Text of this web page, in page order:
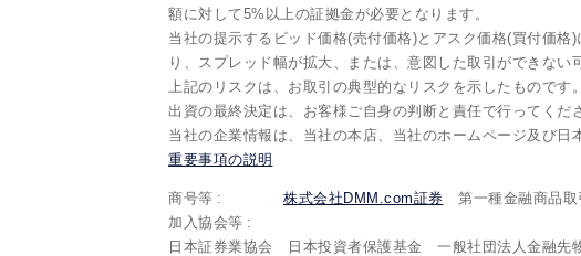
額に対して5%以上の証拠金が必要となります。
当社の提示するビッド価格(売付価格)とアスク価格(買付価
り、スプレッド幅が拡大、または、意図した取引ができない
上記のリスクは、お取引の典型的なリスクを示したもので
出資の最終決定は、お客様ご自身の判断と責任で行ってくだ
当社の企業情報は、当社の本店、当社のホームページ及び日
重要事項の説明
商号等 株式会社DMM.com証券 第一種金融商品
加入協会等
日本証券業協会 日本投資者保護基金 一般社団法人金融